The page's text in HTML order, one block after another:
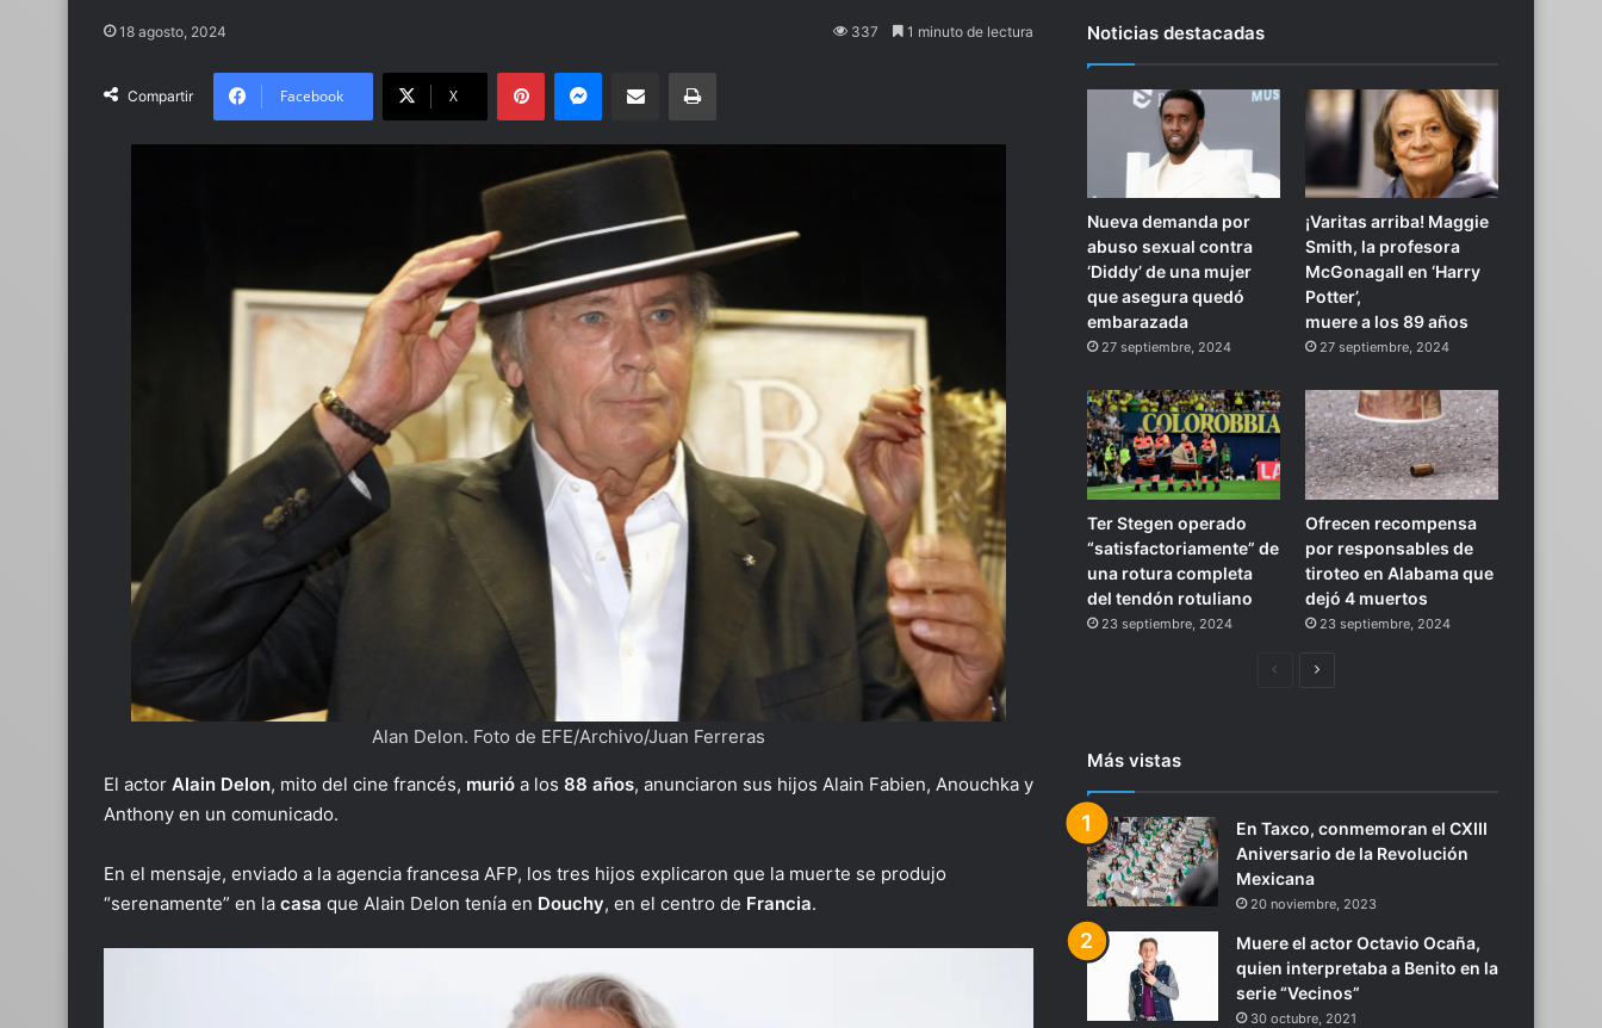
18 agosto, 2024 337 1 minuto de lectura
Compartir Facebook X
PinterestMessenger
Compartir por email Imprimir
Alan Delon. Foto de EFE/Archivo/Juan Ferreras
El actor Alain Delon, mito del cine francés, murió a los 88 años, anunciaron sus hijos Alain Fabien, Anouchka y
Anthony en un comunicado.
En el mensaje, enviado a la agencia francesa AFP, los tres hijos explicaron que la muerte se produjo
“serenamente” en la casa que Alain Delon tenía en Douchy, en el centro de Francia.
Noticias destacadas
Nueva demanda por
abuso sexual contra
‘Diddy’ de una mujer
que asegura quedó
embarazada
27 septiembre, 2024
¡Varitas arriba! Maggie
Smith, la profesora
McGonagall en ‘Harry
Potter’,
muere a los 89 años
27 septiembre, 2024
Ter Stegen operado
“satisfactoriamente” de
una rotura completa
del tendón rotuliano
23 septiembre, 2024
Ofrecen recompensa
por responsables de
tiroteo en Alabama que
dejó 4 muertos
23 septiembre, 2024
PáginaSiguiente
Más vistas
En Taxco, conmemoran el CXIII
Aniversario de la Revolución
Mexicana
20 noviembre, 2023
Muere el actor Octavio Ocaña,
quien interpretaba a Benito en la
serie “Vecinos”
30 octubre, 2021